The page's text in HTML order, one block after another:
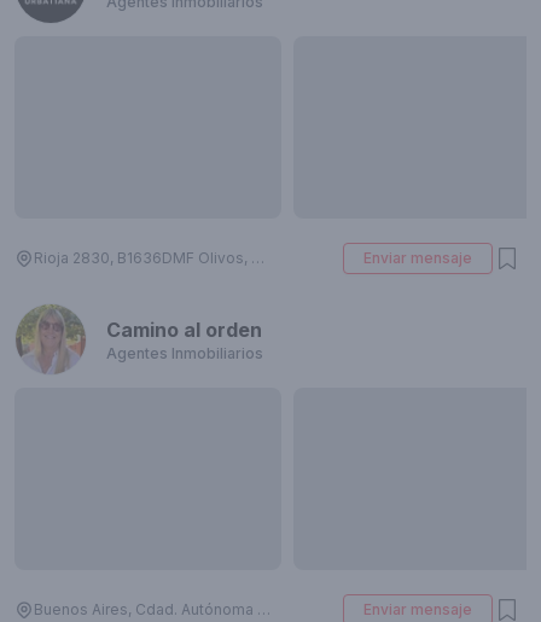
Rioja 2830, B1636DMF Olivos, Provincia de Buenos Aires, Argentina Enviar mensaje
Camino al orden
Agentes Inmobiliarios
Buenos Aires, Cdad. Autónoma de Buenos Aires, Argentina Enviar mensaje